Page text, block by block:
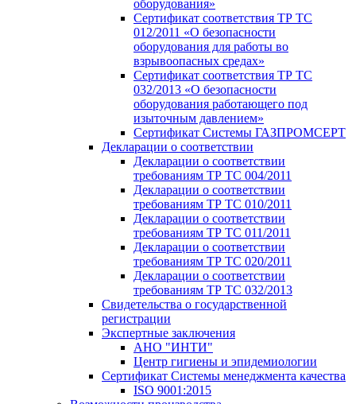
оборудования»
Сертификат соответствия ТР ТС
012/2011 «О безопасности
оборудования для работы во
взрывоопасных средах»
Сертификат соответствия ТР ТС
032/2013 «О безопасности
оборудования работающего под
изыточным давлением»
Сертификат Системы ГАЗПРОМСЕРТ
Декларации о соответствии
Декларации о соответствии
требованиям ТР ТС 004/2011
Декларации о соответствии
требованиям ТР ТС 010/2011
Декларации о соответствии
требованиям ТР ТС 011/2011
Декларации о соответствии
требованиям ТР ТС 020/2011
Декларации о соответствии
требованиям ТР ТС 032/2013
Свидетельства о государственной
регистрации
Экспертные заключения
АНО "ИНТИ"
Центр гигиены и эпидемиологии
Сертификат Системы менеджмента качества
ISO 9001:2015